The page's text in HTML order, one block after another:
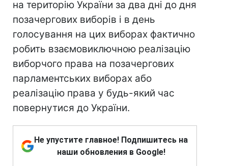
на територію України за два дні до дня
позачергових виборів і в день
голосування на цих виборах фактично
робить взаємовиключною реалізацію
виборчого права на позачергових
парламентських виборах або
реалізацію права у будь-який час
повернутися до України.
Не упустите главное! Подпишитесь на
наши обновления в Google!